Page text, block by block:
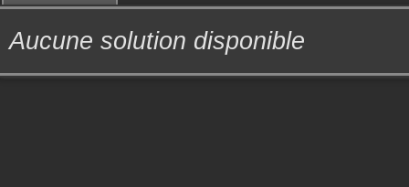
Aucune solution disponible